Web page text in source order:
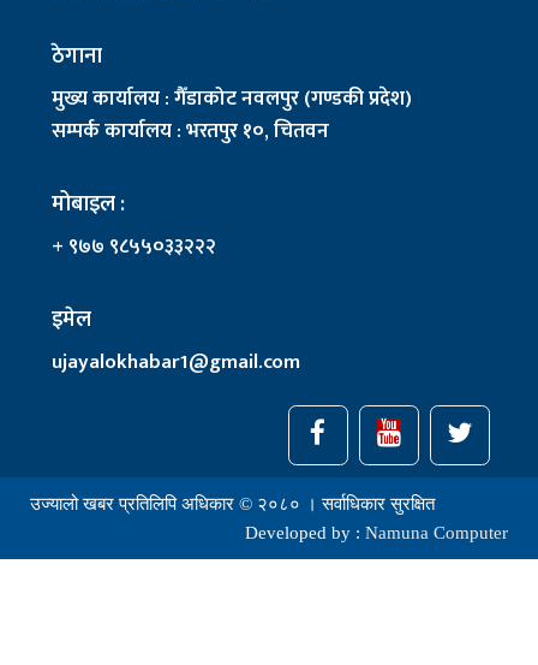
ठेगाना
मुख्य कार्यालय : गैँडाकोट नवलपुर (गण्डकी प्रदेश)
सम्पर्क कार्यालय : भरतपुर १०, चितवन
मोबाइल :
+ ९७७ ९८५५०३३२२२
इमेल
ujayalokhabar1@gmail.com
उज्यालो खबर प्रतिलिपि अधिकार © २०८० । सर्वाधिकार सुरक्षित
Developed by : Namuna Computer